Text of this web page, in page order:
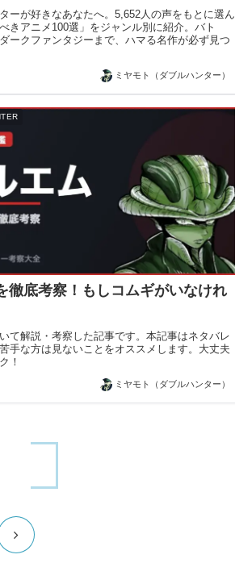
ーが好きなあなたへ。5,652人の声をもとに選ん
きアニメ100選」をジャンル別に紹介。バト
ークファンタジーまで、ハマる名作が必ず見つ
ミヤモト（ダブルハンター）
徹底考察！もしコムギがいなけれ
て解説・考察した記事です。本記事はネタバレ
手な方は見ないことをオススメします。大丈夫
！
ミヤモト（ダブルハンター）
次